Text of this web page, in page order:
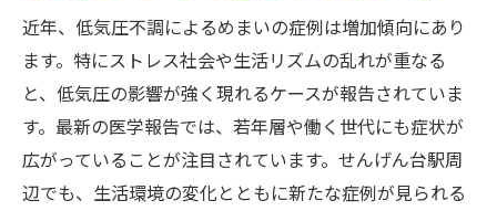
連
メニエール病の初期症状と低気圧の影響を
解説
低気圧不調がメニエール病に及ぼす影響を
考察
天候変化で悪化しやすいメニエール病の特
近年、低気圧不調によるめまいの症例は増加傾向にあり
ます。特にストレス社会や生活リズムの乱れが重なる
と、低気圧の影響が強く現れるケースが報告されていま
す。最新の医学報告では、若年層や働く世代にも症状が
広がっていることが注目されています。せんげん台駅周
辺でも、生活環境の変化とともに新たな症例が見られる